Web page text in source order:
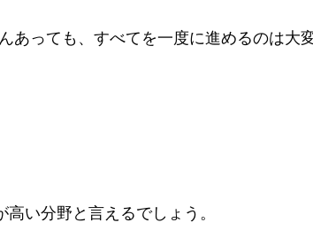
あっても、すべてを一度に進めるのは大
い分野と言えるでしょう。